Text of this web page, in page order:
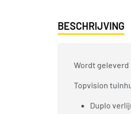
BESCHRIJVING
Wordt geleverd
Topvision
Duplo